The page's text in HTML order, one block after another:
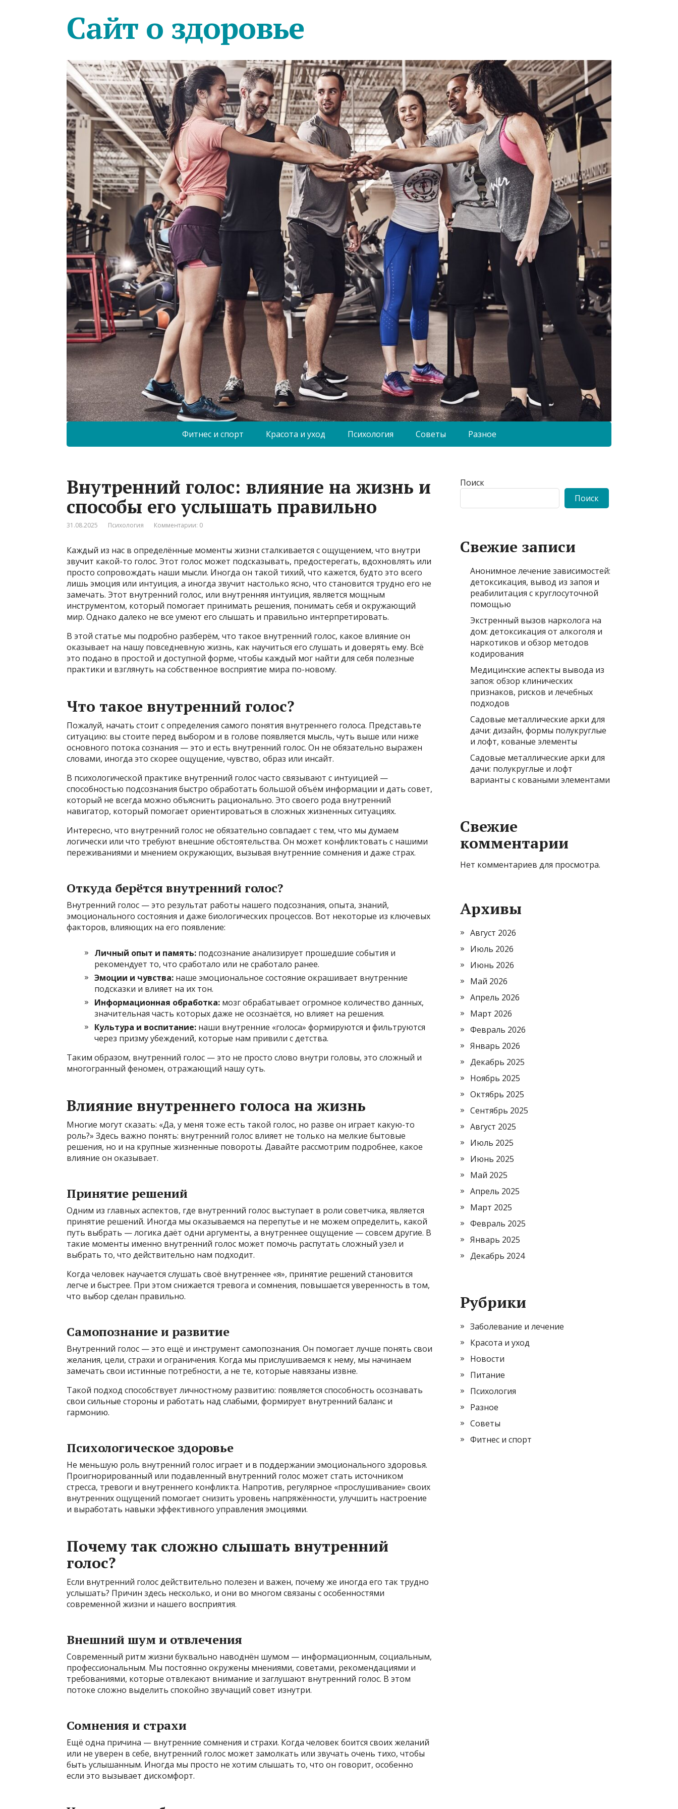
Сайт о здоровье
Фитнес и спорт Красота и уход Психология Советы Разное
Внутренний голос: влияние на жизнь и
способы его услышать правильно
31.08.2025 Психология Комментарии: 0
Каждый из нас в определённые моменты жизни сталкивается с ощущением, что внутри
звучит какой-то голос. Этот голос может подсказывать, предостерегать, вдохновлять или
просто сопровождать наши мысли. Иногда он такой тихий, что кажется, будто это всего
лишь эмоция или интуиция, а иногда звучит настолько ясно, что становится трудно его не
замечать. Этот внутренний голос, или внутренняя интуиция, является мощным
инструментом, который помогает принимать решения, понимать себя и окружающий
мир. Однако далеко не все умеют его слышать и правильно интерпретировать.
В этой статье мы подробно разберём, что такое внутренний голос, какое влияние он
оказывает на нашу повседневную жизнь, как научиться его слушать и доверять ему. Всё
это подано в простой и доступной форме, чтобы каждый мог найти для себя полезные
практики и взглянуть на собственное восприятие мира по-новому.
Что такое внутренний голос?
Пожалуй, начать стоит с определения самого понятия внутреннего голоса. Представьте
ситуацию: вы стоите перед выбором и в голове появляется мысль, чуть выше или ниже
основного потока сознания — это и есть внутренний голос. Он не обязательно выражен
словами, иногда это скорее ощущение, чувство, образ или инсайт.
В психологической практике внутренний голос часто связывают с интуицией —
способностью подсознания быстро обработать большой объём информации и дать совет,
который не всегда можно объяснить рационально. Это своего рода внутренний
навигатор, который помогает ориентироваться в сложных жизненных ситуациях.
Интересно, что внутренний голос не обязательно совпадает с тем, что мы думаем
логически или что требуют внешние обстоятельства. Он может конфликтовать с нашими
переживаниями и мнением окружающих, вызывая внутренние сомнения и даже страх.
Откуда берётся внутренний голос?
Внутренний голос — это результат работы нашего подсознания, опыта, знаний,
эмоционального состояния и даже биологических процессов. Вот некоторые из ключевых
факторов, влияющих на его появление:
Личный опыт и память: подсознание анализирует прошедшие события и
рекомендует то, что сработало или не сработало ранее.
Эмоции и чувства: наше эмоциональное состояние окрашивает внутренние
подсказки и влияет на их тон.
Информационная обработка: мозг обрабатывает огромное количество данных,
значительная часть которых даже не осознаётся, но влияет на решения.
Культура и воспитание: наши внутренние «голоса» формируются и фильтруются
через призму убеждений, которые нам привили с детства.
Таким образом, внутренний голос — это не просто слово внутри головы, это сложный и
многогранный феномен, отражающий нашу суть.
Влияние внутреннего голоса на жизнь
Многие могут сказать: «Да, у меня тоже есть такой голос, но разве он играет какую-то
роль?» Здесь важно понять: внутренний голос влияет не только на мелкие бытовые
решения, но и на крупные жизненные повороты. Давайте рассмотрим подробнее, какое
влияние он оказывает.
Принятие решений
Одним из главных аспектов, где внутренний голос выступает в роли советчика, является
принятие решений. Иногда мы оказываемся на перепутье и не можем определить, какой
путь выбрать — логика даёт одни аргументы, а внутреннее ощущение — совсем другие. В
такие моменты именно внутренний голос может помочь распутать сложный узел и
выбрать то, что действительно нам подходит.
Когда человек научается слушать своё внутреннее «я», принятие решений становится
легче и быстрее. При этом снижается тревога и сомнения, повышается уверенность в том,
что выбор сделан правильно.
Самопознание и развитие
Внутренний голос — это ещё и инструмент самопознания. Он помогает лучше понять свои
желания, цели, страхи и ограничения. Когда мы прислушиваемся к нему, мы начинаем
замечать свои истинные потребности, а не те, которые навязаны извне.
Такой подход способствует личностному развитию: появляется способность осознавать
свои сильные стороны и работать над слабыми, формирует внутренний баланс и
гармонию.
Психологическое здоровье
Не меньшую роль внутренний голос играет и в поддержании эмоционального здоровья.
Проигнорированный или подавленный внутренний голос может стать источником
стресса, тревоги и внутреннего конфликта. Напротив, регулярное «прослушивание» своих
внутренних ощущений помогает снизить уровень напряжённости, улучшить настроение
и выработать навыки эффективного управления эмоциями.
Почему так сложно слышать внутренний
голос?
Если внутренний голос действительно полезен и важен, почему же иногда его так трудно
услышать? Причин здесь несколько, и они во многом связаны с особенностями
современной жизни и нашего восприятия.
Внешний шум и отвлечения
Современный ритм жизни буквально наводнён шумом — информационным, социальным,
профессиональным. Мы постоянно окружены мнениями, советами, рекомендациями и
требованиями, которые отвлекают внимание и заглушают внутренний голос. В этом
потоке сложно выделить спокойно звучащий совет изнутри.
Сомнения и страхи
Ещё одна причина — внутренние сомнения и страхи. Когда человек боится своих желаний
или не уверен в себе, внутренний голос может замолкать или звучать очень тихо, чтобы
быть услышанным. Иногда мы просто не хотим слышать то, что он говорит, особенно
если это вызывает дискомфорт.
Поиск
Поиск
Свежие записи
Анонимное лечение зависимостей:
детоксикация, вывод из запоя и
реабилитация с круглосуточной
помощью
Экстренный вызов нарколога на
дом: детоксикация от алкоголя и
наркотиков и обзор методов
кодирования
Медицинские аспекты вывода из
запоя: обзор клинических
признаков, рисков и лечебных
подходов
Садовые металлические арки для
дачи: дизайн, формы полукруглые
и лофт, кованые элементы
Садовые металлические арки для
дачи: полукруглые и лофт
варианты с коваными элементами
Свежие
комментарии
Нет комментариев для просмотра.
Архивы
Август 2026
Июль 2026
Июнь 2026
Май 2026
Апрель 2026
Март 2026
Февраль 2026
Январь 2026
Декабрь 2025
Ноябрь 2025
Октябрь 2025
Сентябрь 2025
Август 2025
Июль 2025
Июнь 2025
Май 2025
Апрель 2025
Март 2025
Февраль 2025
Январь 2025
Декабрь 2024
Рубрики
Заболевание и лечение
Красота и уход
Новости
Питание
Психология
Разное
Советы
Фитнес и спорт